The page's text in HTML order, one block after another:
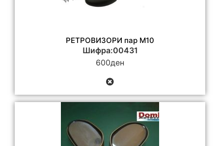
РЕТРОВИЗОРИ пар М10
Шифра:00431
600ден